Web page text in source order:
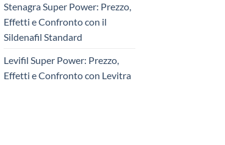
Stenagra Super Power: Prezzo,
Effetti e Confronto con il
Sildenafil Standard
Levifil Super Power: Prezzo,
Effetti e Confronto con Levitra